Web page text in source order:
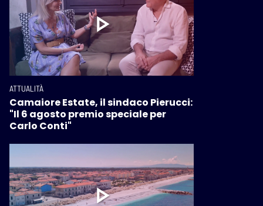
ATTUALITÀ
Camaiore Estate, il sindaco Pierucci:
"Il 6 agosto premio speciale per
Carlo Conti"